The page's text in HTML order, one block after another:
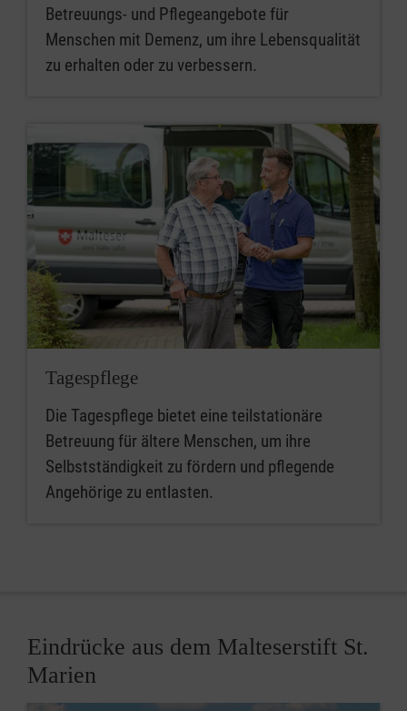
Betreuungs- und Pflegeangebote für
Menschen mit Demenz, um ihre Lebensqualität
zu erhalten oder zu verbessern.
Tagespflege
Die Tagespflege bietet eine teilstationäre
Betreuung für ältere Menschen, um ihre
Selbstständigkeit zu fördern und pflegende
Angehörige zu entlasten.
Eindrücke aus dem Malteserstift St.
Marien